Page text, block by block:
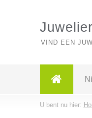
Juwelier
VIND EEN
U bent nu hier: